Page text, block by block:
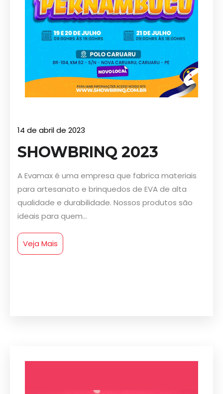
14 de abril de 2023
SHOWBRINQ 2023
A Evamax é uma empresa que fabrica materiais
para artesanato e brinquedos de EVA de alta
qualidade e durabilidade. Nossos produtos são
ideais para quem...
Veja Mais